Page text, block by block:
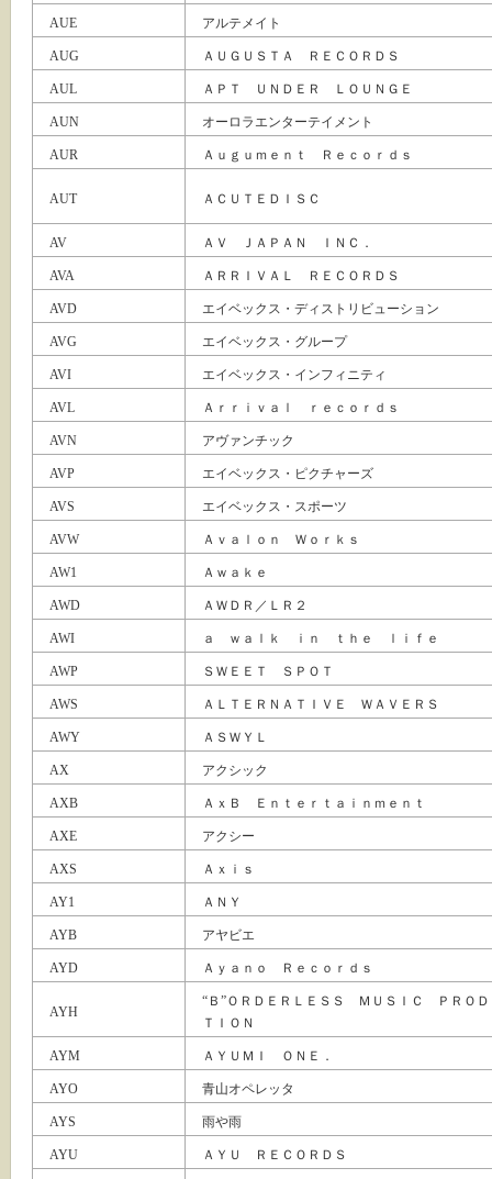
AUE アルテメイト
AUG ＡＵＧＵＳＴＡ ＲＥＣＯＲＤＳ
AUL ＡＰＴ ＵＮＤＥＲ ＬＯＵＮＧＥ
AUN オーロラエンターテイメント
AUR Ａｕｇｕｍｅｎｔ Ｒｅｃｏｒｄｓ
AUT ＡＣＵＴＥＤＩＳＣ
AV ＡＶ ＪＡＰＡＮ ＩＮＣ．
AVA ＡＲＲＩＶＡＬ ＲＥＣＯＲＤＳ
AVD エイベックス・ディストリビューション
AVG エイベックス・グループ
AVI エイベックス・インフィニティ
AVL Ａｒｒｉｖａｌ ｒｅｃｏｒｄｓ
AVN アヴァンチック
AVP エイベックス・ピクチャーズ
AVS エイベックス・スポーツ
AVW Ａｖａｌｏｎ Ｗｏｒｋｓ
AW1 Ａｗａｋｅ
AWD ＡＷＤＲ／ＬＲ２
AWI ａ ｗａｌｋ ｉｎ ｔｈｅ ｌｉｆｅ
AWP ＳＷＥＥＴ ＳＰＯＴ
AWS ＡＬＴＥＲＮＡＴＩＶＥ ＷＡＶＥＲＳ
AWY ＡＳＷＹＬ
AX アクシック
AXB ＡｘＢ Ｅｎｔｅｒｔａｉｎｍｅｎｔ
AXE アクシー
AXS Ａｘｉｓ
AY1 ＡＮＹ
AYB アヤビエ
AYD Ａｙａｎｏ Ｒｅｃｏｒｄｓ
AYH
“Ｂ”ＯＲＤＥＲＬＥＳＳ ＭＵＳＩＣ ＰＲＯＤ
ＴＩＯＮ
AYM ＡＹＵＭＩ ＯＮＥ．
AYO 青山オペレッタ
AYS 雨や雨
AYU ＡＹＵ ＲＥＣＯＲＤＳ